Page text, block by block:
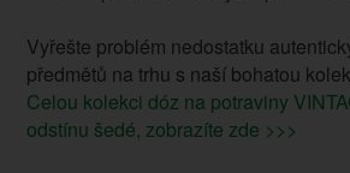
Vyřešte problém nedostatku
předmětů na trhu s naší bohatou
Celou kolekci dóz na potraviny
odstínu šedé, zobrazíte zde >>>